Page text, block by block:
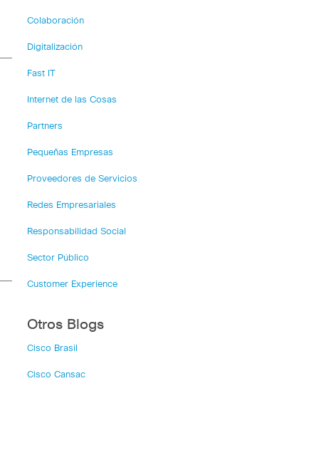
Colaboración
Digitalización
Fast IT
Internet de las Cosas
Partners
Pequeñas Empresas
Proveedores de Servicios
Redes Empresariales
Responsabilidad Social
Sector Público
Customer Experience
Otros Blogs
Cisco Brasil
Cisco Cansac